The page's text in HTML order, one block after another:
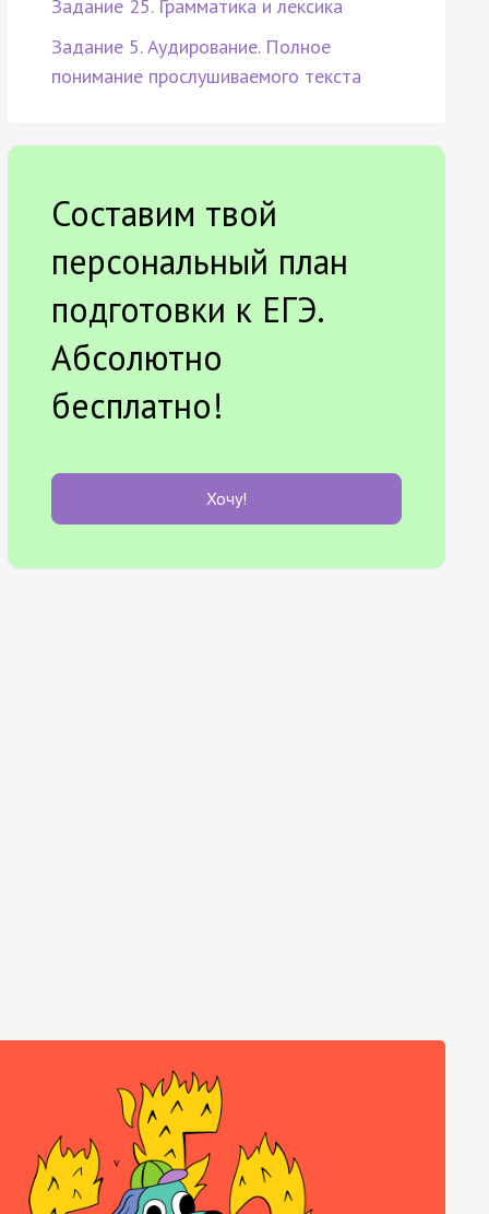
Задание 25. Грамматика и лексика
Задание 5. Аудирование. Полное
понимание прослушиваемого текста
Составим твой
персональный план
подготовки к ЕГЭ.
Абсолютно
бесплатно!
Хочу!